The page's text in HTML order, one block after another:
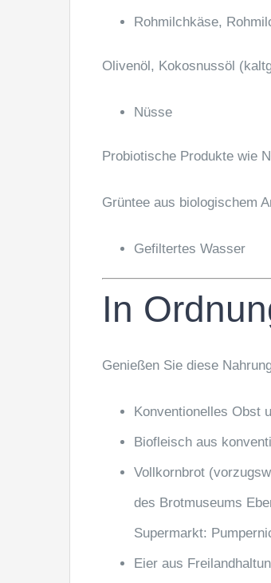
Rohmilchkäse,
Olivenöl, Kokosnussöl
Nüsse
Probiotische Produkte wie
Grüntee aus biologischem
Gefiltertes Wasser
In
Genießen Sie diese
Konventionelles Obst
Biofleisch aus
Vollkornbrot
des Brotmuseums
Supermarkt:
Eier aus